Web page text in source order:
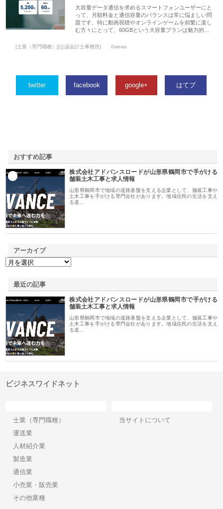
大容量データ通信を求めるスマートフォンユーザーにと
って、月額料金と通信容量のバランスは常に悩ましい問
題です。特に動画視聴やオンラインゲームを頻繁に楽し
む方々にとって、60GBという大容量プランは魅力的…
[士業（専門職種）][公認会計士事務所] 0views
twitter facebook google+ はてブ
おすすめ記事
株式会社アドバンスロードが山形県鶴岡市で手がける
舗装土木工事と求人情報
山形県鶴岡市で地域の道路基盤を支える企業として、舗装工事や
土木工事を手がける専門会社があります。地域住民の生活を支え
る道…
アーカイブ
最近の記事
株式会社アドバンスロードが山形県鶴岡市で手がける
舗装土木工事と求人情報
山形県鶴岡市で地域の道路基盤を支える企業として、舗装工事や
土木工事を手がける専門会社があります。地域住民の生活を支え
る道…
ビジネスワイドネット
士業（専門職種）
運送業
人材紹介業
製造業
通信業
小売業・販売業
その他業種
当サイトについて